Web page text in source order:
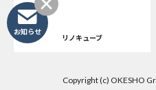
リノキューブ
Copyright (c) OKESHO
お知らせ